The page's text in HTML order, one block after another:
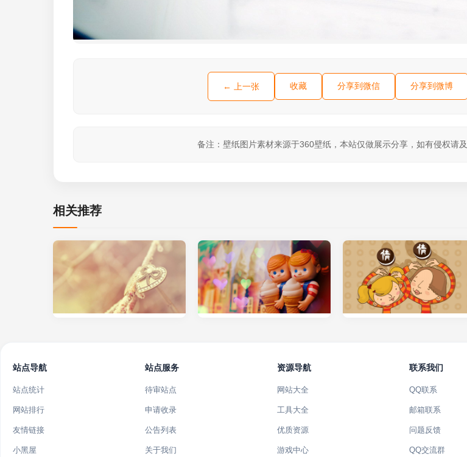
← 上一张 收藏 分享到微信 分享到微博
备注：壁纸图片素材来源于360壁纸，本站仅做展示分享，如有侵权请
相关推荐
站点导航
站点统计
网站排行
友情链接
小黑屋
站点服务
待审站点
申请收录
公告列表
关于我们
资源导航
网站大全
工具大全
优质资源
游戏中心
联系我们
QQ联系
邮箱联系
问题反馈
QQ交流群